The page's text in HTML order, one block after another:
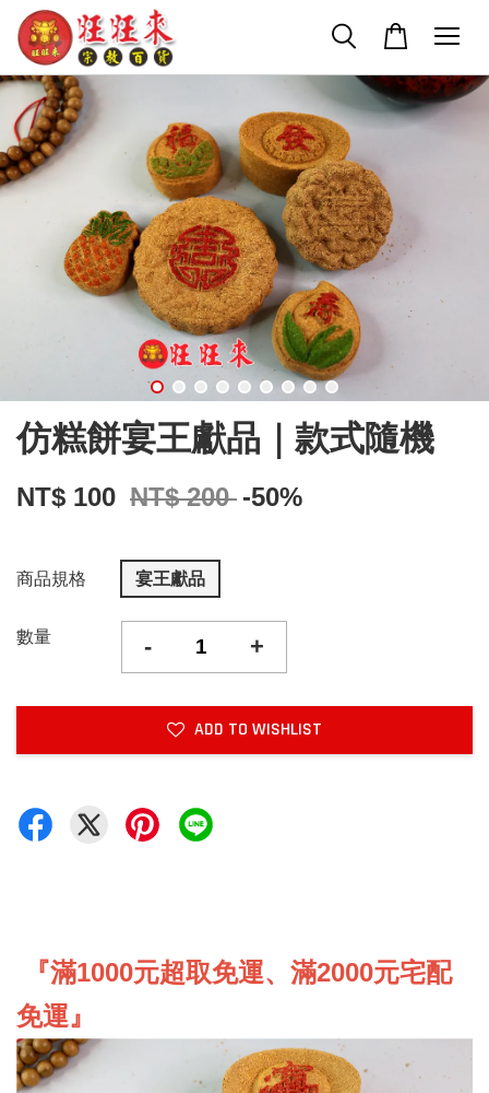
仿糕餅宴王獻品｜款式隨機
NT$ 100 NT$ 200 -50%
商品規格 宴王獻品
數量 - +
ADD TO WISHLIST
『滿1000元超取免運、滿2000元宅配
免運』